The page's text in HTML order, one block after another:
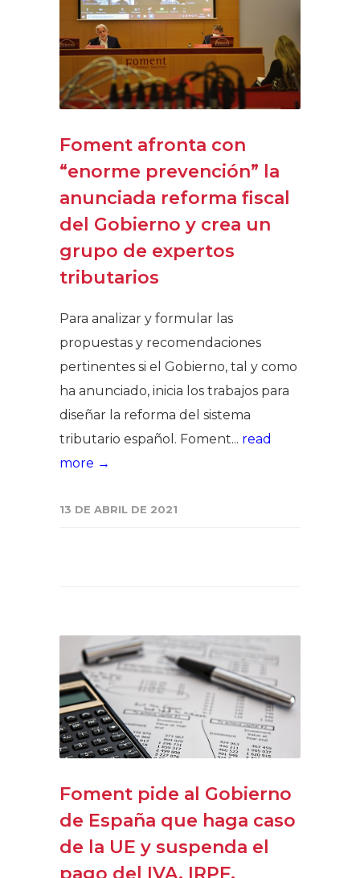
Foment afronta con
“enorme prevención” la
anunciada reforma fiscal
del Gobierno y crea un
grupo de expertos
tributarios
Para analizar y formular las
propuestas y recomendaciones
pertinentes si el Gobierno, tal y como
ha anunciado, inicia los trabajos para
diseñar la reforma del sistema
tributario español. Foment... read
more →
13 DE ABRIL DE 2021
Foment pide al Gobierno
de España que haga caso
de la UE y suspenda el